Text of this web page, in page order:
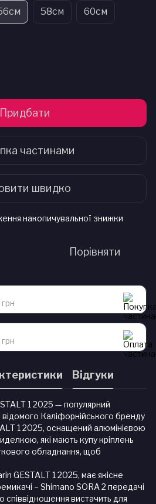
58см 60см
Придбати
частинами
швидко
накопичувальної знижки
Порівняти
Відгуки
1 2025 — популярний
відомого Каліфорнійського бренду
1 2025, оснащений алюмінієвою
які мають купу кріплень
обладнання, щоб
GESTALT 1 2025, має якісне
– Shimano SORA 2 передачі
співвідношення вистачить для